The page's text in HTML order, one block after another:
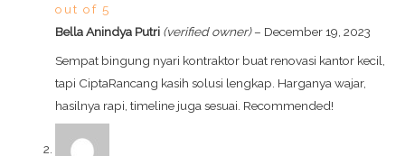
out of 5
Bella Anindya Putri (verified owner) – December 19, 2023
Sempat bingung nyari kontraktor buat renovasi kantor kecil,
tapi CiptaRancang kasih solusi lengkap. Harganya wajar,
hasilnya rapi, timeline juga sesuai. Recommended!